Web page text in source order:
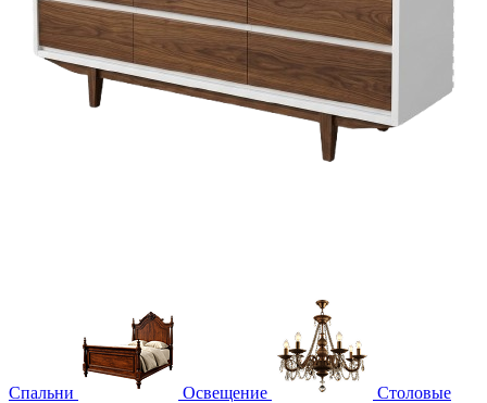
Спальни Освещение Столовые